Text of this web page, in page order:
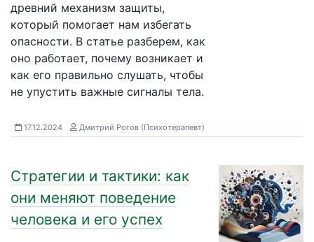
древний механизм защиты,
который помогает нам избегать
опасности. В статье разберем, как
оно работает, почему возникает и
как его правильно слушать, чтобы
не упустить важные сигналы тела.
17.12.2024 Дмитрий Рогов (Психотерапевт)
Стратегии и тактики: как
они меняют поведение
человека и его успех